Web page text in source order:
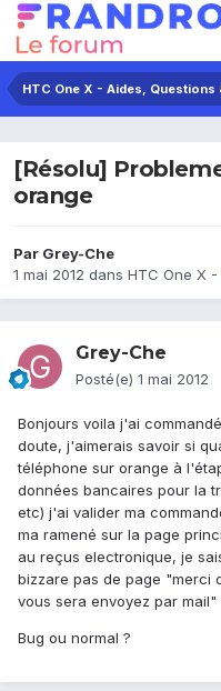
HTC One X - Aides, Questions
[Résolu]
orange
Par Grey-Che
1 mai 2012 dans HTC One X
Grey-Che
Posté(e) 1 mai 2012
Bonjours voila j'ai
doute, j'aimerais savoir si
téléphone sur orange à
données bancaires pour la
etc) j'ai valider ma
ma ramené sur la page
au reçus electronique, je
bizzare pas de page "merci
vous sera envoyez par
Bug ou normal ?